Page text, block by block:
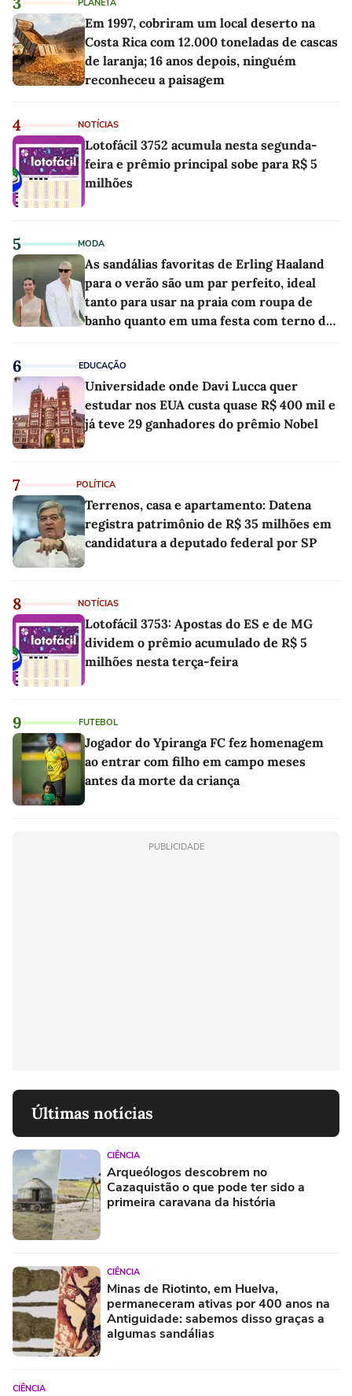
PLANETA
Em 1997, cobriram um local deserto na
Costa Rica com 12.000 toneladas de cascas
de laranja; 16 anos depois, ninguém
reconheceu a paisagem
4 NOTÍCIAS
Lotofácil 3752 acumula nesta segunda-
feira e prêmio principal sobe para R$ 5
milhões
5 MODA
As sandálias favoritas de Erling Haaland
para o verão são um par perfeito, ideal
tanto para usar na praia com roupa de
banho quanto em uma festa com terno de
6 EDUCAÇÃO
Universidade onde Davi Lucca quer
estudar nos EUA custa quase R$ 400 mil e
já teve 29 ganhadores do prêmio Nobel
7 POLÍTICA
Terrenos, casa e apartamento: Datena
registra patrimônio de R$ 35 milhões em
candidatura a deputado federal por SP
8 NOTÍCIAS
Lotofácil 3753: Apostas do ES e de MG
dividem o prêmio acumulado de R$ 5
milhões nesta terça-feira
9 FUTEBOL
Jogador do Ypiranga FC fez homenagem
ao entrar com filho em campo meses
antes da morte da criança
PUBLICIDADE
Últimas notícias
CIÊNCIA
Arqueólogos descobrem no
Cazaquistão o que pode ter sido a
primeira caravana da história
CIÊNCIA
Minas de Riotinto, em Huelva,
permaneceram ativas por 400 anos na
Antiguidade: sabemos disso graças a
algumas sandálias
CIÊNCIA